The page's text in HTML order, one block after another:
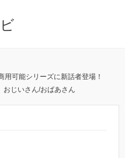
可能シリーズに新話者登場！
おじいさん/おばあさん